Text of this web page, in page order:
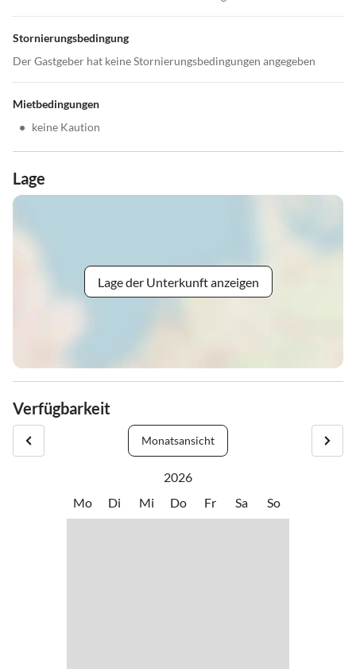
Stornierungsbedingung
Der Gastgeber hat keine Stornierungsbedingungen angegeben
Mietbedingungen
• keine Kaution
Lage
Lage der Unterkunft anzeigen
Verfügbarkeit
Monatsansicht
2026
Mo
Di Mi Do Fr Sa So